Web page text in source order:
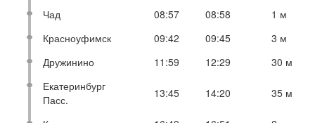
Чад
08:57 08:58
1 м
Красноуфимск
09:42 09:45
3 м
Дружинино
11:59 12:29
30 м
Екатеринбург
Пасс.
13:45 14:20 35 м